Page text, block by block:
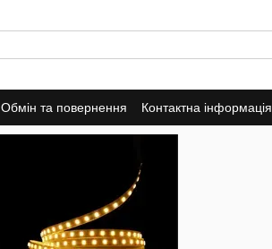
Обмін та повернення Контактна інформація